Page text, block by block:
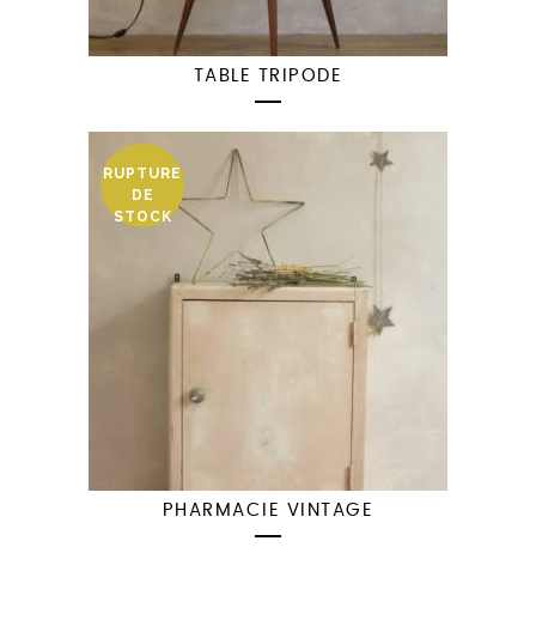
TABLE TRIPODE
RUPTURE
DE
STOCK
PHARMACIE VINTAGE